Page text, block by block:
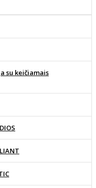
su keičiamais